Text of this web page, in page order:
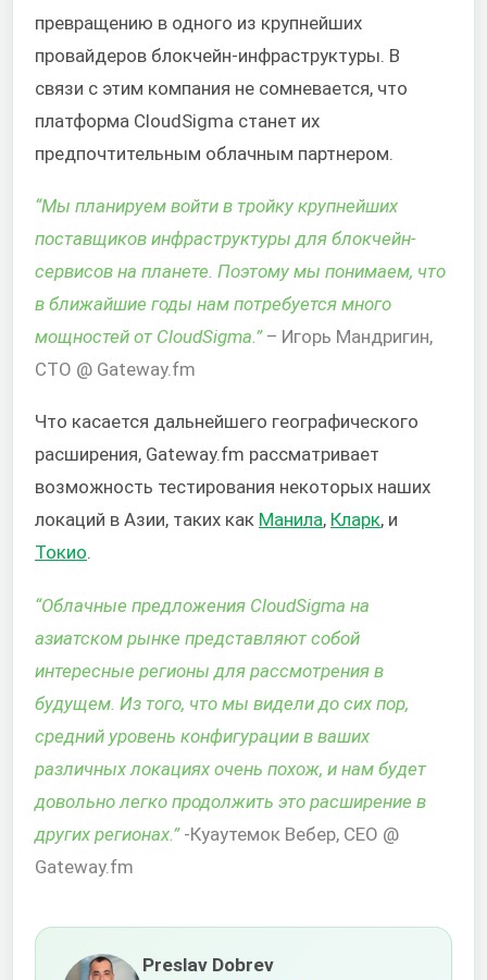
превращению в одного из крупнейших
провайдеров блокчейн-инфраструктуры. В
связи с этим компания не сомневается, что
платформа CloudSigma станет их
предпочтительным облачным партнером.
“Мы планируем войти в тройку крупнейших
поставщиков инфраструктуры для блокчейн-
сервисов на планете. Поэтому мы понимаем, что
в ближайшие годы нам потребуется много
мощностей от CloudSigma.” – Игорь Мандригин,
CTO @ Gateway.fm
Что касается дальнейшего географического
расширения, Gateway.fm рассматривает
возможность тестирования некоторых наших
локаций в Азии, таких как Манила, Кларк, и
Токио.
“Облачные предложения CloudSigma на
азиатском рынке представляют собой
интересные регионы для рассмотрения в
будущем. Из того, что мы видели до сих пор,
средний уровень конфигурации в ваших
различных локациях очень похож, и нам будет
довольно легко продолжить это расширение в
других регионах.” -Куаутемок Вебер, CEO @
Gateway.fm
Preslav Dobrev